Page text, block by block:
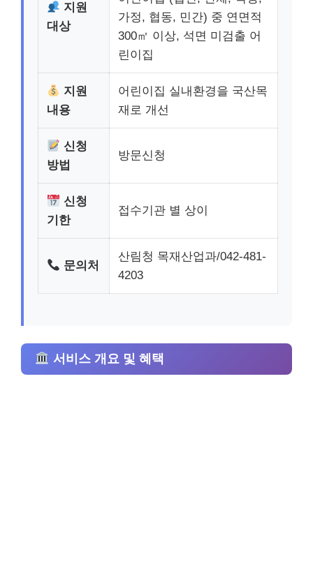
지원
대상
가정, 협동, 민간) 중 연면적
300㎡ 이상, 석면 미검출 어
린이집
지원
내용
어린이집 실내환경을 국산목
재로 개선
신청
방법
방문신청
신청
기한
접수기관 별 상이
문의처
산림청 목재산업과/042-481-
4203
서비스 개요 및 혜택